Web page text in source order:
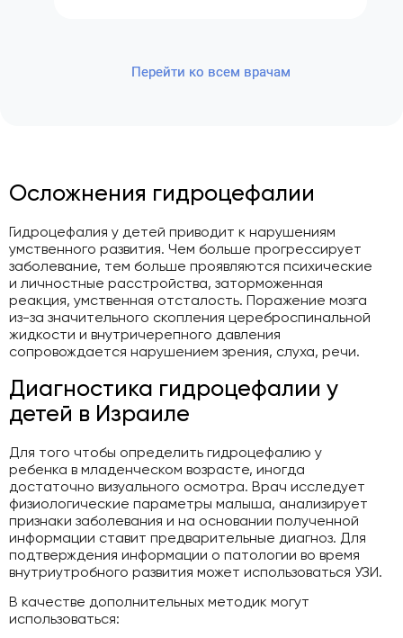
Перейти ко всем врачам
Осложнения гидроцефалии
Гидроцефалия у детей приводит к нарушениям
умственного развития. Чем больше прогрессирует
заболевание, тем больше проявляются психические
и личностные расстройства, заторможенная
реакция, умственная отсталость. Поражение мозга
из-за значительного скопления цереброспинальной
жидкости и внутричерепного давления
сопровождается нарушением зрения, слуха, речи.
Диагностика гидроцефалии у
детей в Израиле
Для того чтобы определить гидроцефалию у
ребенка в младенческом возрасте, иногда
достаточно визуального осмотра. Врач исследует
физиологические параметры малыша, анализирует
признаки заболевания и на основании полученной
информации ставит предварительные диагноз. Для
подтверждения информации о патологии во время
внутриутробного развития может использоваться УЗИ.
В качестве дополнительных методик могут
использоваться: